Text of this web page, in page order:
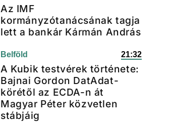
Az IMF
kormányzótanácsának tagja
lett a bankár Kármán András
Belföld 21:32
A Kubik testvérek története:
Bajnai Gordon DatAdat-
körétől az ECDA-n át
Magyar Péter közvetlen
stábjáig